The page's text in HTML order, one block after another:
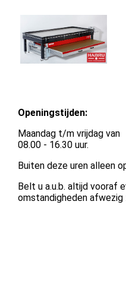
Openingstijden:
Maandag t/m vrijdag van
08.00 - 16.30 uur.
Buiten deze uren alleen
Belt u a.u.b. altijd vooraf
omstandigheden afwezig